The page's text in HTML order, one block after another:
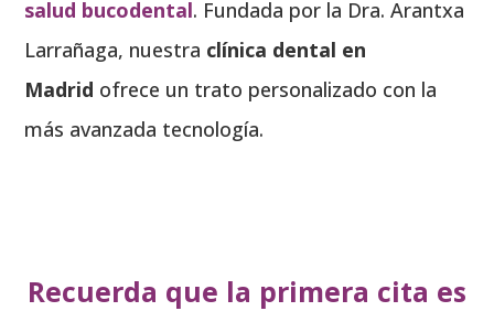
salud bucodental. Fundada por la Dra. Arantxa
Larrañaga, nuestra clínica dental en
Madrid ofrece un trato personalizado con la
más avanzada tecnología.
Recuerda que la primera cita es